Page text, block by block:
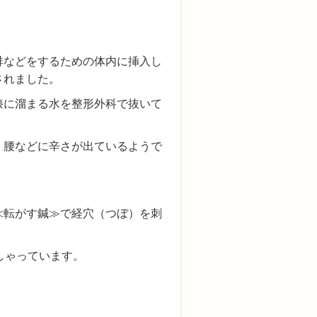
どをするための体内に挿入し
ました。
溜まる水を整形外科で抜いて
などに辛さが出ているようで
がす鍼≫で経穴（つぼ）を刺
っています。